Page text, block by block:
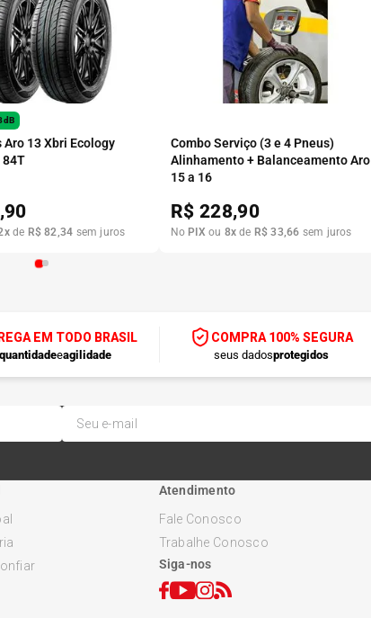
Aro 13 Xbri Ecology
84T
xde R$ 82,34 sem juros
Combo Serviço (3 e 4 Pneus)
Alinhamento + Balanceamento Aro
15 a 16
R$ 228,90
No PIX ou 8x de R$ 33,66 sem juros
EM TODO BRASIL
eagilidade
COMPRA 100% SEGURA
seus dadosprotegidos
Atendimento
Fale Conosco
Trabalhe Conosco
Siga-nos